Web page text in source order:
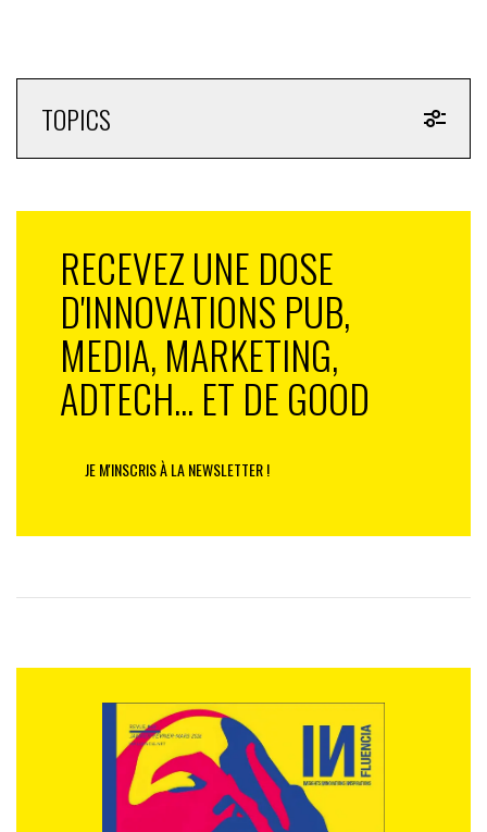
TOPICS
RECEVEZ UNE DOSE
D'INNOVATIONS PUB,
MEDIA, MARKETING,
ADTECH... ET DE GOOD
JE M'INSCRIS À LA NEWSLETTER !